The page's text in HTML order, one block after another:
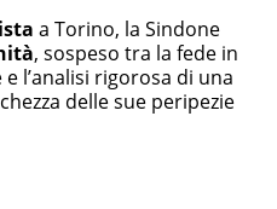
a Torino, la Sindone
, sospeso tra la fede in
l’analisi rigorosa di una
delle sue peripezie